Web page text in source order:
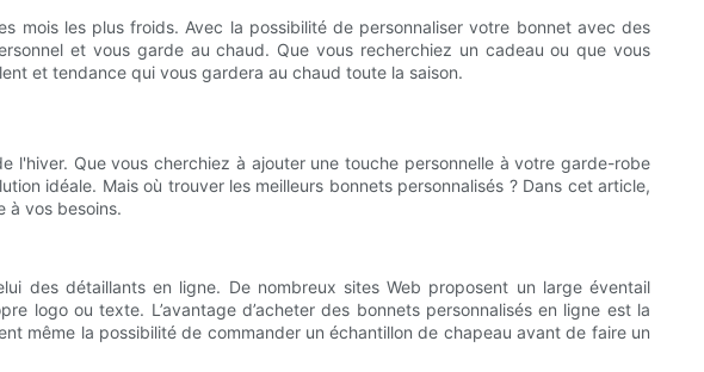
mois les plus froids. Avec la possibilité de personnaliser votre bonnet avec des
et vous garde au chaud. Que vous recherchiez un cadeau ou que vous
et tendance qui vous gardera au chaud toute la saison.
l'hiver. Que vous cherchiez à ajouter une touche personnelle à votre garde-robe
idéale. Mais où trouver les meilleurs bonnets personnalisés ? Dans cet article,
à vos besoins.
des détaillants en ligne. De nombreux sites Web proposent un large éventail
logo ou texte. L’avantage d’acheter des bonnets personnalisés en ligne est la
même la possibilité de commander un échantillon de chapeau avant de faire un